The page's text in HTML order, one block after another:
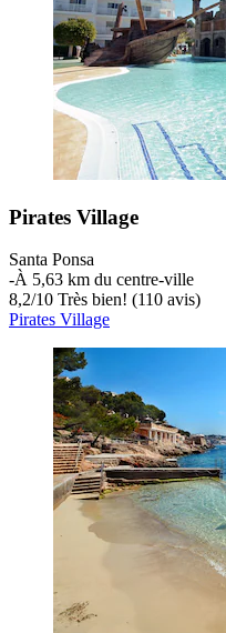
Pirates Village
Santa Ponsa
‐À 5,63 km du centre-ville
8,2/10 Très bien! (110 avis)
Pirates Village